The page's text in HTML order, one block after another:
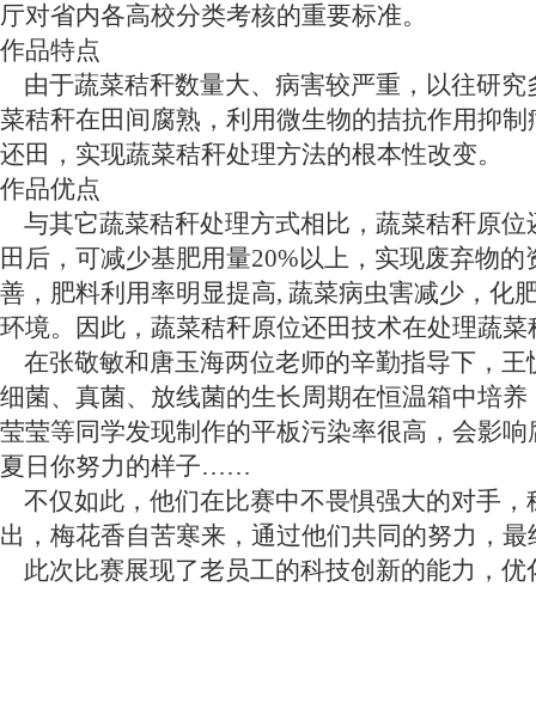
厅对省内各高校分类考核的重要标准。
作品特点
由于蔬菜秸秆数量大、病害较严重，以往研
菜秸秆在田间腐熟，利用微生物的拮抗作用抑
还田，实现蔬菜秸秆处理方法的根本性改变。
作品优点
与其它蔬菜秸秆处理方式相比，蔬菜秸秆原位
田后，可减少基肥用量20%以上，实现废弃物
善，肥料利用率明显提高, 蔬菜病虫害减少，化
环境。因此，蔬菜秸秆原位还田技术在处理蔬
在张敬敏和唐玉海两位老师的辛勤指导下，
细菌、真菌、放线菌的生长周期在恒温箱中培
莹莹等同学发现制作的平板污染率很高，会影
夏日你努力的样子……
不仅如此，他们在比赛中不畏惧强大的对手
出，梅花香自苦寒来，通过他们共同的努力，
此次比赛展现了老员工的科技创新的能力，优